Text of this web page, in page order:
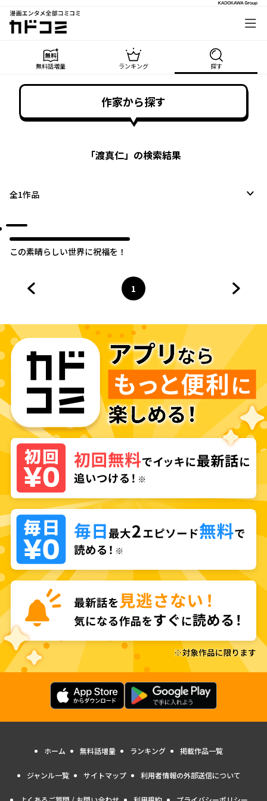
漫画エンタメ全部コミコミ
カドコミ
無料話増量 ランキング 探す
作家から探す
「渡真仁」の検索結果
全1作品
この素晴らしい世界に祝福を！
ページ
1
へ
ホーム 無料話増量 ランキング 掲載作品一覧
ジャンル一覧 サイトマップ 利用者情報の外部送信について